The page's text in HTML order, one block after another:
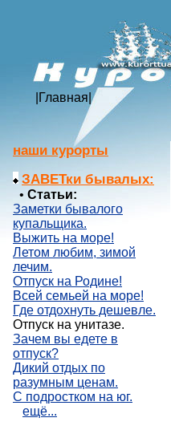
Главная
наши курорты
ЗАВЕТки бывалых:
• Статьи:
Заметки бывалого
купальщика.
Выжить на море!
Летом любим, зимой
лечим.
Отпуск на Родине!
Всей семьей на море!
Где отдохнуть дешевле.
Отпуск на унитазе.
Зачем вы едете в
отпуск?
Дикий отдых по
разумным ценам.
С подростком на юг.
ещё...